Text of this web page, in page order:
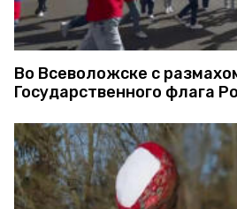
Во Всеволожске с
Государственного флага